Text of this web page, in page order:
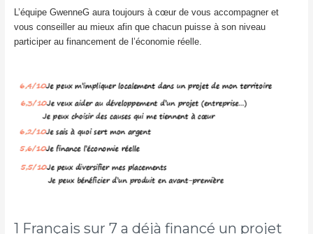
L’équipe GwenneG aura toujours à cœur de vous accompagner et
vous conseiller au mieux afin que chacun puisse à son niveau
participer au financement de l’économie réelle.
1 Français sur 7 a déjà financé un projet